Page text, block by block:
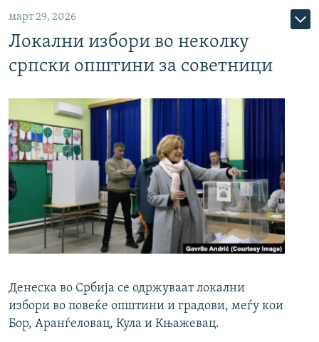
март 29, 2026
Локални избори во неколку
српски општини за советници
Денеска во Србија се одржуваат локални
избори во повеќе општини и градови, меѓу кои
Бор, Аранѓеловац, Кула и Књажевац.